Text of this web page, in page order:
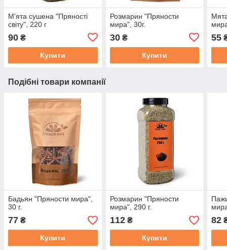
М'ята сушена "Пряності
світу", 220 г
90 ₴
Купити
Розмарин "Пряности
мира", 30г.
30₴
Купити
55
Подібні товари компанії
Бадьян "Пряности мира",
30 г.
77 ₴
Купити
Розмарин "Пряности
мира", 290 г.
112₴
Купити
82